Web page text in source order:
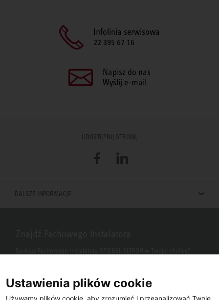
Infolinia serwisowa
22 395 67 16
Napisz do nas
Wyślij e-mail
UDOSTĘPNIJ STRONĘ
FacebookLinkedIn
DALSZE INFORMACJE
Ustawienia plików cookie
Używamy plików cookie, aby zrozumieć i przeanalizować Twoje